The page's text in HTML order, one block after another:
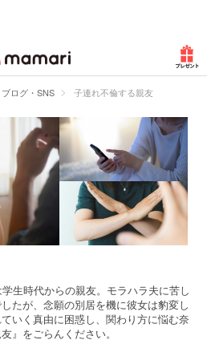
リ
ブログ・SNS 子連れ不倫する親友
生時代からの親友。モラハラ夫に苦し
たが、念願の別居を機に彼女は豹変し
いく真由に困惑し、関わり方に悩む奈
』をごらんください。